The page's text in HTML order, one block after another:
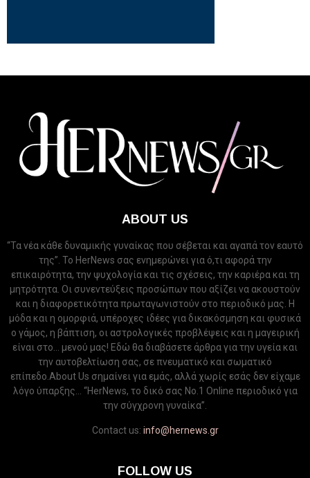
ABOUT US
“Τα νέα κάθε δυναμικής γυναίκας που σέβεται και αγαπά τον εαυτό
της”. Το HerNews σας ενημερώνει για ό,τι αφορά την
επικαιρότητα, την ψυχολογία και τις σχέσεις, την καριέρα και τη
μητρότητα. Οι συνεντεύξεις προσώπων που αξίζει να ακουστούν
και η διαφορετικότητα πρωταγωνιστούν στο περιοδικό μας. Η
μόδα και η ομορφιά, υπέροχες ιδέες για δικακόσμηση και φυσικά
ο γάμος, η βάπτιση, οι αστρολογικές προβλέψεις και η μαγειρική
είναι στο... μενού μας! Εδώ θα διαβάσετε άρθρα για την υγεία και
την αυτοβελτίωση σας, σε πνευματικό και σωματικό
επίπεδο.About Us σημαίνει για εμάς, αλλά χωρίς εσάς δεν είχαμε
λόγο ύπαρξης... “HerNews, το δικό σας Νo.1 Online περιοδικό για
την σύγχρονη γυναίκα”.
Contact us: info@hernews.gr
FOLLOW US